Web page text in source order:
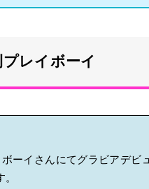
レイボーイ
ーイさんにてグラビアデビ